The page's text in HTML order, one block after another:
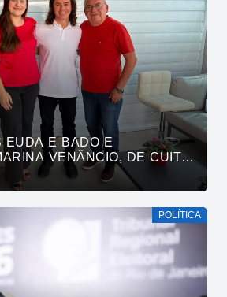
EUDA E BADO E
VENÂNCIO, DE CUITÉ,
A CÍCERO, VENEZIANO E
POLÍTICA